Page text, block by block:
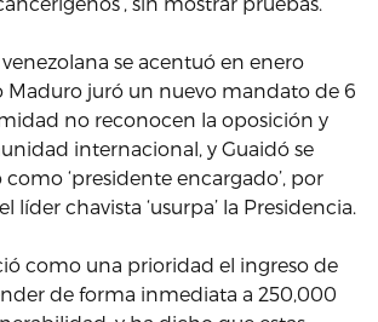
se acentuó en enero
Maduro juró un nuevo mandato de 6
no reconocen la oposición y
internacional, y Guaidó se
‘presidente encargado’, por
líder chavista ‘usurpa’ la Presidencia.
como una prioridad el ingreso de
de forma inmediata a 250,000